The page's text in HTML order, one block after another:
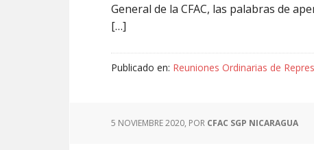
General de la CFAC, las palabras de
[…]
Publicado en: Reuniones Ordinarias de
5 NOVIEMBRE 2020, POR CFAC SGP NICARAGUA